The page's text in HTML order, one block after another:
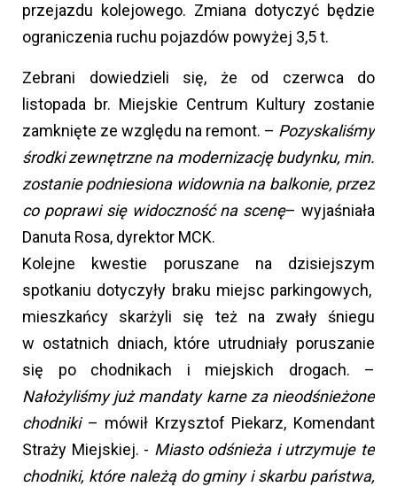
przejazdu kolejowego. Zmiana dotyczyć będzie
ograniczenia ruchu pojazdów powyżej 3,5 t.
Zebrani dowiedzieli się, że od czerwca do
listopada br. Miejskie Centrum Kultury zostanie
zamknięte ze względu na remont. – Pozyskaliśmy
środki zewnętrzne na modernizację budynku, min.
zostanie podniesiona widownia na balkonie, przez
co poprawi się widoczność na scenę– wyjaśniała
Danuta Rosa, dyrektor MCK.
Kolejne kwestie poruszane na dzisiejszym
spotkaniu dotyczyły braku miejsc parkingowych,
mieszkańcy skarżyli się też na zwały śniegu
w ostatnich dniach, które utrudniały poruszanie
się po chodnikach i miejskich drogach. –
Nałożyliśmy już mandaty karne za nieodśnieżone
chodniki– mówił Krzysztof Piekarz, Komendant
Straży Miejskiej. - Miasto odśnieża i utrzymuje te
chodniki, które należą do gminy i skarbu państwa,